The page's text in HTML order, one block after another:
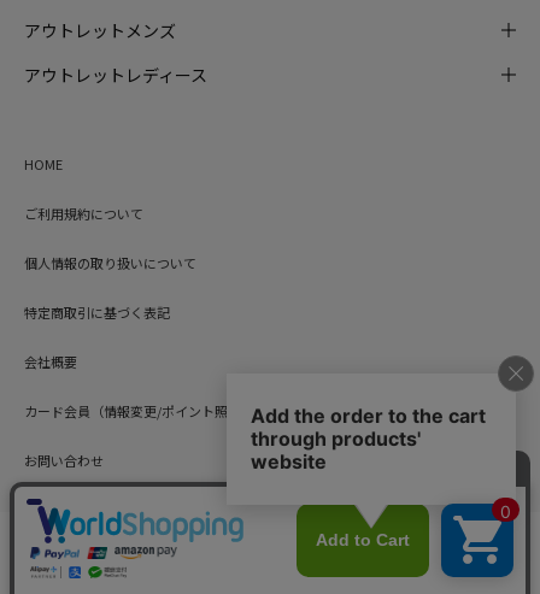
アウトレットメンズ
アウトレットレディース
HOME
ご利用規約について
個人情報の取り扱いについて
特定商取引に基づく表記
会社概要
カード会員（情報変更/ポイント照会）
お問い合わせ